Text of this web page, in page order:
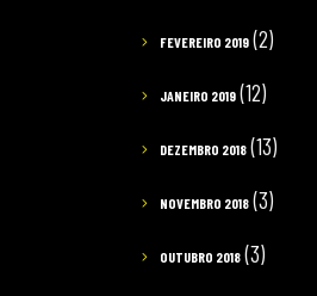
FEVEREIRO 2019 (2)
JANEIRO 2019 (12)
DEZEMBRO 2018 (13)
NOVEMBRO 2018 (3)
OUTUBRO 2018 (3)